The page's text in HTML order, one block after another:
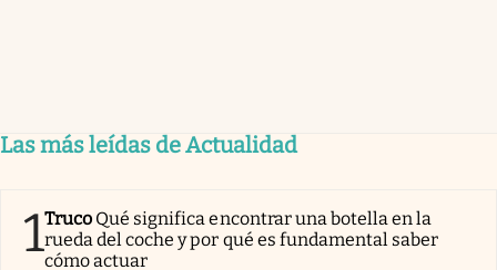
Las más leídas de Actualidad
1Truco Qué significa encontrar una botella en la
rueda del coche y por qué es fundamental saber
cómo actuar